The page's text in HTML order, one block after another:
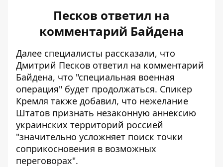
Песков ответил на
комментарий Байдена
Далее специалисты рассказали, что
Дмитрий Песков ответил на комментарий
Байдена, что "специальная военная
операция" будет продолжаться. Спикер
Кремля также добавил, что нежелание
Штатов признать незаконную аннексию
украинских территорий россией
"значительно усложняет поиск точки
соприкосновения в возможных
переговорах".